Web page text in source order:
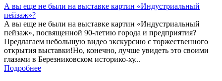
А вы еще не были на выставке картин «Индустриальный
пейзаж»?
А вы еще не были на выставке картин «Индустриальный
пейзаж», посвященной 90-летию города и предприятия?
Предлагаем небольшую видео экскурсию с торжественного
открытия выставки!Но, конечно, лучше увидеть это своими
глазами в Березниковском историко-ху...
Подробнее